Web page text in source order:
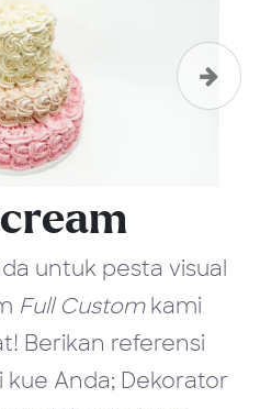
Next
untuk pesta visual
Full Customkami
Berikan referensi
Anda; Dekorator